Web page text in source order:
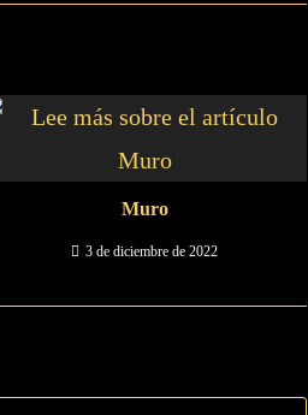
Muro
3 de diciembre de 2022